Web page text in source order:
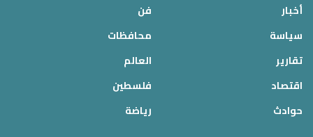
أخبار
سياسة
تقارير
اقتصاد
حوادث
فن
محافظات
العالم
فلسطين
رياضة